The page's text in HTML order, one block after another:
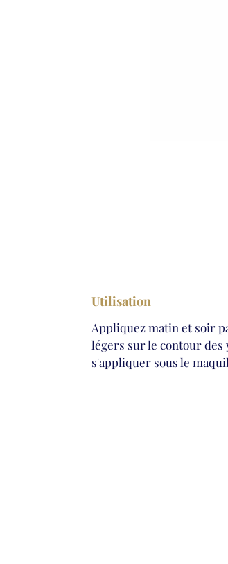
Utilisation
Appliquez matin et soir
légers sur le contour des
s'appliquer sous le